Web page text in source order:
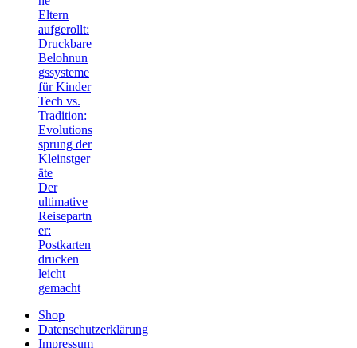
Eltern
aufgerollt:
Druckbare
Belohnun
gssysteme
für Kinder
Tech vs.
Tradition:
Evolutions
sprung der
Kleinstger
äte
Der
ultimative
Reisepartn
er:
Postkarten
drucken
leicht
gemacht
Shop
Datenschutzerklärung
Impressum